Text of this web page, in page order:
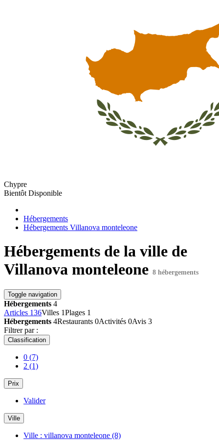
Chypre
Bientôt Disponible
Hébergements
Hébergements Villanova monteleone
Hébergements de la ville de
Villanova monteleone 8 hébergements
Toggle navigation
Hébergements 4
Articles 136Villes 1Plages 1
Hébergements 4Restaurants 0Activités 0Avis 3
Filtrer par :
Classification
0 (7)
2 (1)
Prix
Valider
Ville
Ville : villanova monteleone (8)